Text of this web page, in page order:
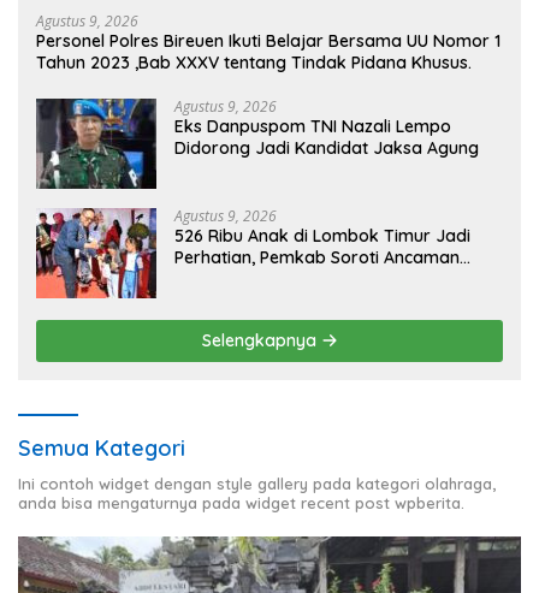
Agustus 9, 2026
Personel Polres Bireuen Ikuti Belajar Bersama UU Nomor 1
Tahun 2023 ,Bab XXXV tentang Tindak Pidana Khusus.
Agustus 9, 2026
Eks Danpuspom TNI Nazali Lempo
Didorong Jadi Kandidat Jaksa Agung
Agustus 9, 2026
526 Ribu Anak di Lombok Timur Jadi
Perhatian, Pemkab Soroti Ancaman
Selengkapnya
Semua Kategori
Ini contoh widget dengan style gallery pada kategori olahraga,
anda bisa mengaturnya pada widget recent post wpberita.